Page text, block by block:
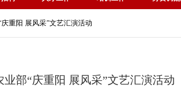
重阳 展风采”文艺汇演活动
部“庆重阳 展风采”文艺汇演活动